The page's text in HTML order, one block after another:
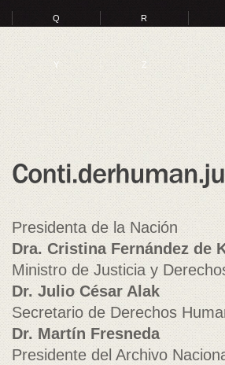
Q R
Y Z
Presidenta de la Nación
Dra. Cristina Fernández de
Ministro de Justicia y
Dr. Julio César Alak
Secretario de Derechos
Dr. Martín Fresneda
Presidente del Archivo